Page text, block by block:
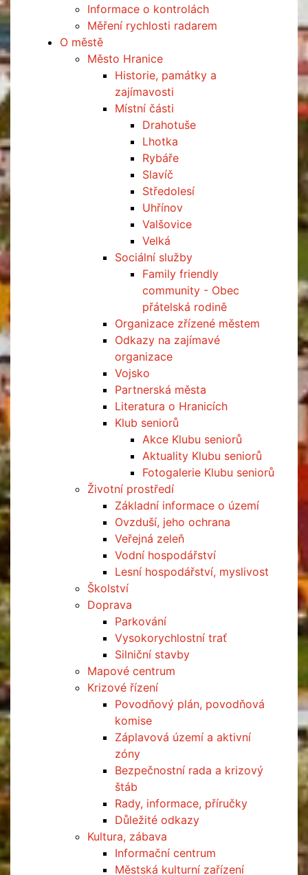
Informace o kontrolách
Měření rychlosti radarem
O městě
Město Hranice
Historie, památky a
zajímavosti
Místní části
Drahotuše
Lhotka
Rybáře
Slavíč
Středolesí
Uhřínov
Valšovice
Velká
Sociální služby
Family friendly
community - Obec
přátelská rodině
Organizace zřízené městem
Odkazy na zajímavé
organizace
Vojsko
Partnerská města
Literatura o Hranicích
Klub seniorů
Akce Klubu seniorů
Aktuality Klubu seniorů
Fotogalerie Klubu seniorů
Životní prostředí
Základní informace o území
Ovzduší, jeho ochrana
Veřejná zeleň
Vodní hospodářství
Lesní hospodářství, myslivost
Školství
Doprava
Parkování
Vysokorychlostní trať
Silniční stavby
Mapové centrum
Krizové řízení
Povodňový plán, povodňová
komise
Záplavová území a aktivní
zóny
Bezpečnostní rada a krizový
štáb
Rady, informace, příručky
Důležité odkazy
Kultura, zábava
Informační centrum
Městská kulturní zařízení